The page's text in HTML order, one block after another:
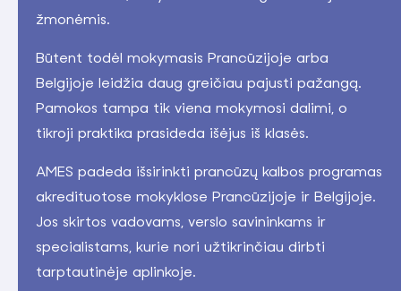
žmonėmis.
Būtent todėl mokymasis Prancūzijoje arba
Belgijoje leidžia daug greičiau pajusti pažangą.
Pamokos tampa tik viena mokymosi dalimi, o
tikroji praktika prasideda išėjus iš klasės.
AMES padeda išsirinkti prancūzų kalbos programas
akredituotose mokyklose Prancūzijoje ir Belgijoje.
Jos skirtos vadovams, verslo savininkams ir
specialistams, kurie nori užtikrinčiau dirbti
tarptautinėje aplinkoje.